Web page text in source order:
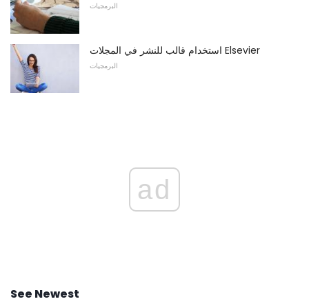
البرمجيات
استخدام قالب للنشر في المجلات Elsevier
البرمجيات
ad
See Newest